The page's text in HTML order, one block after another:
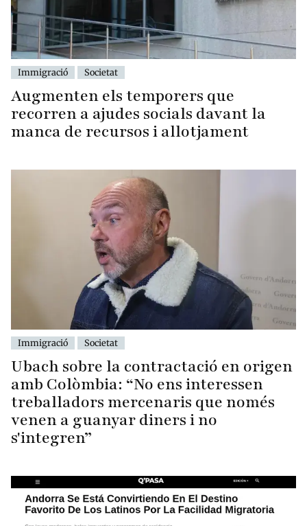
Immigració Societat
Augmenten els temporers que
recorren a ajudes socials davant la
manca de recursos i allotjament
Immigració Societat
Ubach sobre la contractació en origen
amb Colòmbia: “No ens interessen
treballadors mercenaris que només
venen a guanyar diners i no
s'integren”